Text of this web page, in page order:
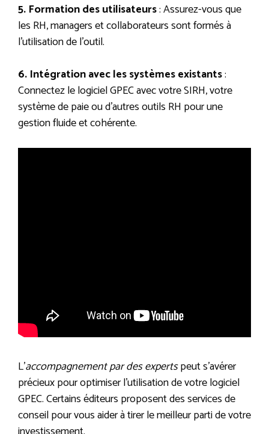
5. Formation des utilisateurs: Assurez-vous que
les RH, managers et collaborateurs sont formés à
l’utilisation de l’outil.
6. Intégration avec les systèmes existants:
Connectez le logiciel GPEC avec votre SIRH, votre
système de paie ou d’autres outils RH pour une
gestion fluide et cohérente.
L’accompagnement par des expertspeut s’avérer
précieux pour optimiser l’utilisation de votre logiciel
GPEC. Certains éditeurs proposent des services de
conseil pour vous aider à tirer le meilleur parti de votre